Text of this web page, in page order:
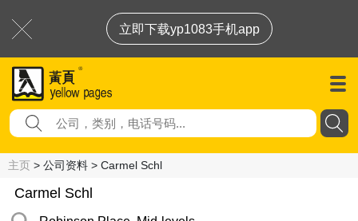
立即下载yp1083手机app
主页 > 公司资料 > Carmel Schl
Carmel Schl